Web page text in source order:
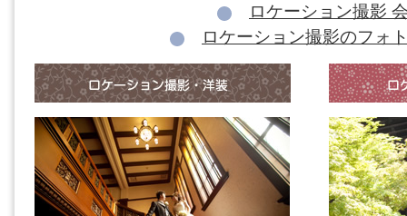
ロケーション撮影
ロケーション撮影のフォ